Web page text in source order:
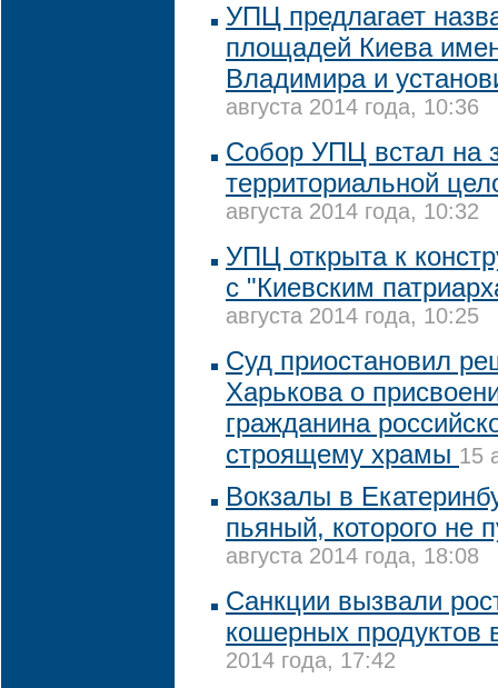
УПЦ предлагает
площадей Киева
Владимира и
августа 2014 года, 10:36
Собор УПЦ встал на
территориальной
августа 2014 года, 10:32
УПЦ открыта к
с "Киевским
августа 2014 года, 10:25
Суд приостановил
Харькова о
гражданина
строящему храмы 15
Вокзалы в
пьяный, которого не
августа 2014 года, 18:08
Санкции вызвали
кошерных продуктов
2014 года, 17:42